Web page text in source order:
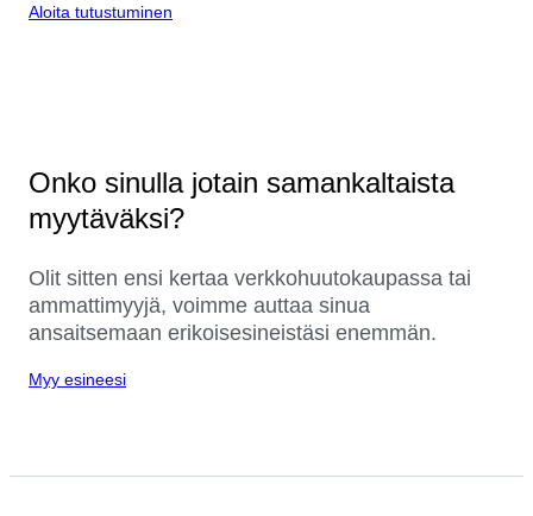
Aloita tutustuminen
Onko sinulla jotain samankaltaista
myytäväksi?
Olit sitten ensi kertaa verkkohuutokaupassa tai
ammattimyyjä, voimme auttaa sinua
ansaitsemaan erikoisesineistäsi enemmän.
Myy esineesi